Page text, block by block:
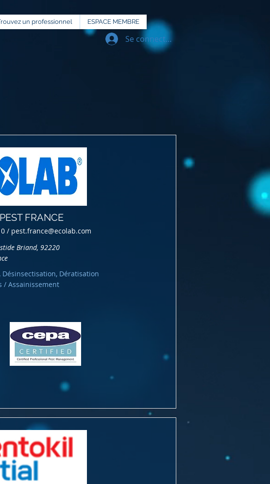
un professionnel ESPACE MEMBRE
Se connecter
FRANCE
/ pest.france@ecolab.com
Briand, 92220
Désinsectisation, Dératisation
/ Assainissement